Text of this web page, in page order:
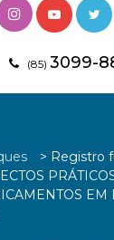
(85) 3099-
> Registro
EM